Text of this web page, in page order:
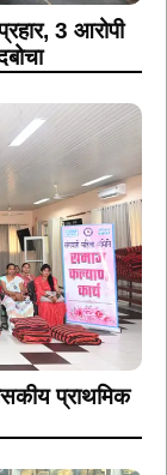
3 आरोपी
प्राथमिक